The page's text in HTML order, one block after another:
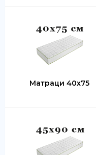
Матраци 40х75